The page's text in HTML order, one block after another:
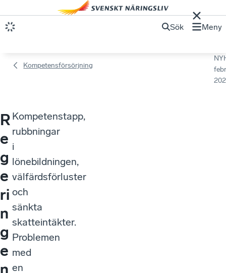
Sök Meny
Kompetensförsörjning
R
e
g
e
ri
n
g
e
Kompetenstapp,
rubbningar
i
lönebildningen,
välfärdsförluster
och
sänkta
skatteintäkter.
Problemen
med
en